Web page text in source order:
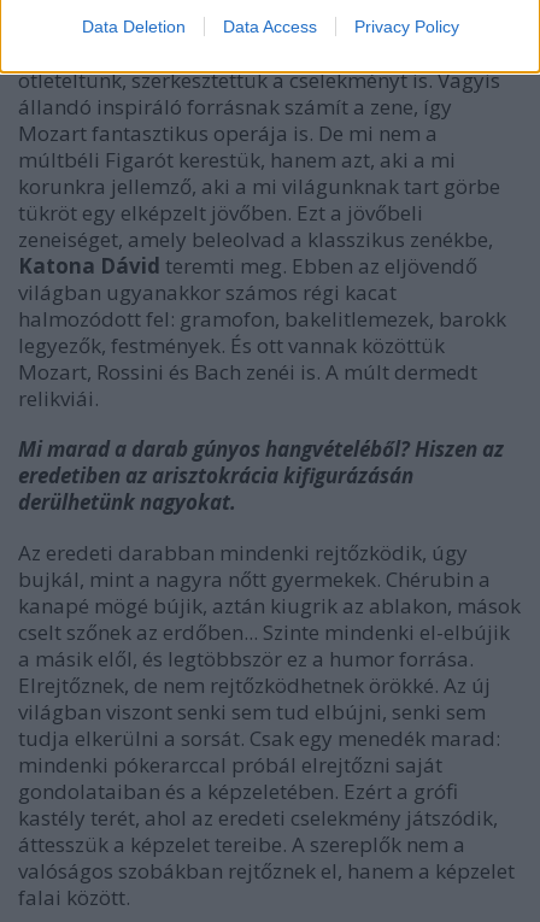
Data Deletion Data Access Privacy Policy
Figaro házasságánaka párja. Számos zenei témát
ötleteltünk, szerkesztettük a cselekményt is. Vagyis
állandó inspiráló forrásnak számít a zene, így
Mozart fantasztikus operája is. De mi nem a
múltbéli Figarót kerestük, hanem azt, aki a mi
korunkra jellemző, aki a mi világunknak tart görbe
tükröt egy elképzelt jövőben. Ezt a jövőbeli
zeneiséget, amely beleolvad a klasszikus zenékbe,
Katona Dávid teremti meg. Ebben az eljövendő
világban ugyanakkor számos régi kacat
halmozódott fel: gramofon, bakelitlemezek, barokk
legyezők, festmények. És ott vannak közöttük
Mozart, Rossini és Bach zenéi is. A múlt dermedt
relikviái.
Mi marad a darab gúnyos hangvételéből? Hiszen az
eredetiben az arisztokrácia kifigurázásán
derülhetünk nagyokat.
Az eredeti darabban mindenki rejtőzködik, úgy
bujkál, mint a nagyra nőtt gyermekek. Chérubin a
kanapé mögé bújik, aztán kiugrik az ablakon, mások
cselt szőnek az erdőben... Szinte mindenki el-elbújik
a másik elől, és legtöbbször ez a humor forrása.
Elrejtőznek, de nem rejtőzködhetnek örökké. Az új
világban viszont senki sem tud elbújni, senki sem
tudja elkerülni a sorsát. Csak egy menedék marad:
mindenki pókerarccal próbál elrejtőzni saját
gondolataiban és a képzeletében. Ezért a grófi
kastély terét, ahol az eredeti cselekmény játszódik,
áttesszük a képzelet tereibe. A szereplők nem a
valóságos szobákban rejtőznek el, hanem a képzelet
falai között.